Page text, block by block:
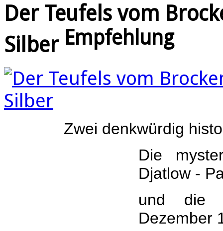
Der Teufels vom
Silber Empfehlung
Zwei denkwürdig
Die
Djatlow -
und die
Dezember